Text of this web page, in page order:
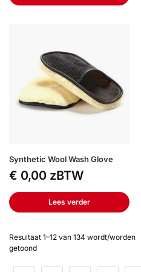
Synthetic Wool Wash Glove
€ 0,00 zBTW
Lees verder
Resultaat 1–12 van 134 wordt/worden
getoond